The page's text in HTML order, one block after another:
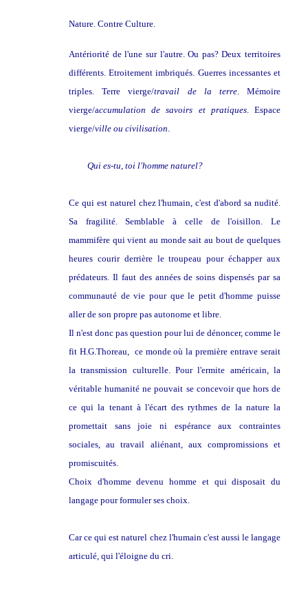
Nature. Contre Culture.
Antériorité de l'une sur l'autre. Ou pas? Deux territoires
différents. Etroitement imbriqués. Guerres incessantes et
triples. Terre vierge/travail de la terre. Mémoire
vierge/accumulation de savoirs et pratiques. Espace
vierge/ville ou civilisation
Qui es-tu, toi l'homme naturel?
Ce qui est naturel chez l'humain, c'est d'abord sa nudité.
Sa fragilité. Semblable à celle de l'oisillon. Le
mammifère qui vient au monde sait au bout de quelques
heures courir derrière le troupeau pour échapper aux
prédateurs. Il faut des années de soins dispensés par sa
communauté de vie pour que le petit d'homme puisse
aller de son propre pas autonome et libre.
Il n'est donc pas question pour lui de dénoncer, comme le
fit H.G.Thoreau, ce monde où la première entrave serait
la transmission culturelle. Pour l'ermite américain, la
véritable humanité ne pouvait se concevoir que hors de
ce qui la tenant à l'écart des rythmes de la nature la
promettait sans joie ni espérance aux contraintes
sociales, au travail aliénant, aux compromissions et
promiscuités.
Choix d'homme devenu homme et qui disposait du
langage pour formuler ses choix.
Car ce qui est naturel chez l'humain c'est aussi le langage
articulé, qui l'éloigne du cri.